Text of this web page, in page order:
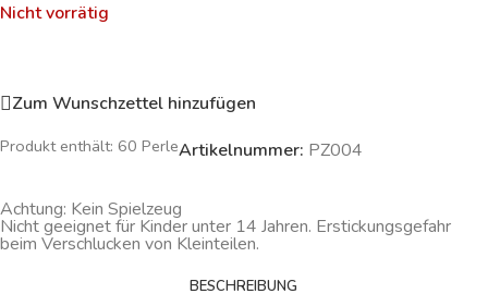
Nicht vorrätig
Zum Wunschzettel hinzufügen
Produkt enthält: 60 PerleArtikelnummer: PZ004
Achtung: Kein Spielzeug
Nicht geeignet für Kinder unter 14 Jahren. Erstickungsgefahr
beim Verschlucken von Kleinteilen.
BESCHREIBUNG